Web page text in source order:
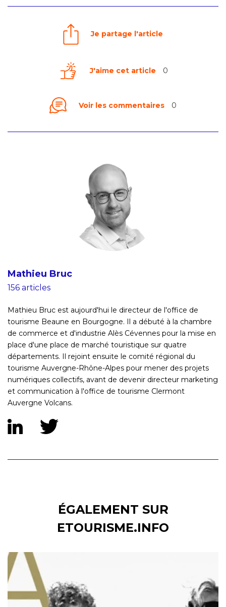
Je partage l'article
J'aime cet article 0
Voir les commentaires 0
Mathieu Bruc
156 articles
Mathieu Bruc est aujourd'hui le directeur de l'office de
tourisme Beaune en Bourgogne. Il a débuté à la chambre
de commerce et d'industrie Alès Cévennes pour la mise en
place d'une place de marché touristique sur quatre
départements. Il rejoint ensuite le comité régional du
tourisme Auvergne-Rhône-Alpes pour mener des projets
numériques collectifs, avant de devenir directeur marketing
et communication à l'office de tourisme Clermont
Auvergne Volcans.
ÉGALEMENT SUR
ETOURISME.INFO